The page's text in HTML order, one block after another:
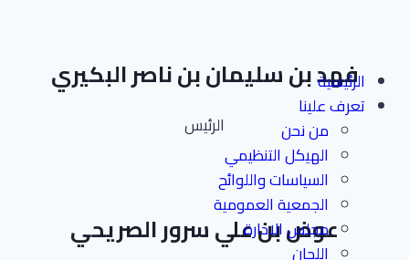
الرئيسية
تعرف علينا
من نحن
الهيكل التنظيمي
السياسات واللوائح
الجمعية العمومية
مجلس الادارة
اللجان
فهد بن سليمان بن ناصر البكيري
الرئيس
عوض بن علي سرور الصريحي